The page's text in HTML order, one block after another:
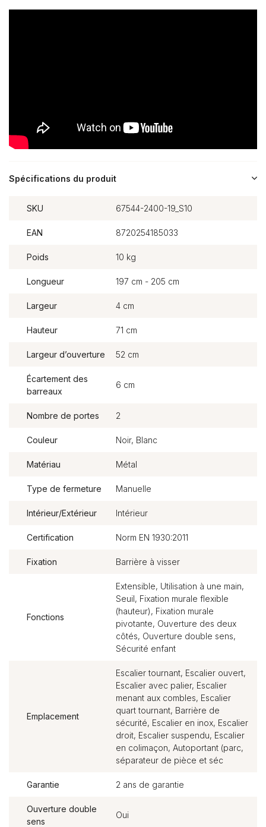
Spécifications du produit
SKU 67544-2400-19_S10
EAN 8720254185033
Poids 10 kg
Longueur 197 cm - 205 cm
Largeur 4 cm
Hauteur 71 cm
Largeur d’ouverture 52 cm
Écartement des
barreaux
6 cm
Nombre de portes 2
Couleur Noir, Blanc
Matériau Métal
Type de fermeture Manuelle
Intérieur/Extérieur Intérieur
Certification Norm EN 1930:2011
Fixation Barrière à visser
Fonctions
Extensible, Utilisation à une main,
Seuil, Fixation murale flexible
(hauteur), Fixation murale
pivotante, Ouverture des deux
côtés, Ouverture double sens,
Sécurité enfant
Emplacement
Escalier tournant, Escalier ouvert,
Escalier avec palier, Escalier
menant aux combles, Escalier
quart tournant, Barrière de
sécurité, Escalier en inox, Escalier
droit, Escalier suspendu, Escalier
en colimaçon, Autoportant (parc,
séparateur de pièce et séc
Garantie 2 ans de garantie
Ouverture double
sens
Oui